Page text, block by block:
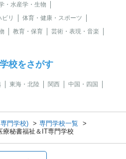
・水産学・生物
リ
体育・健康・スポーツ
教育・保育
芸術・表現・音楽
校をさがす
東海・北陸 関西
中国・四国
門学校)
専門学校一覧
療秘書福祉＆IT専門学校